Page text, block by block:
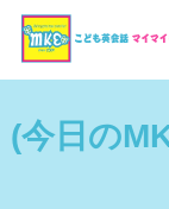
(今日の